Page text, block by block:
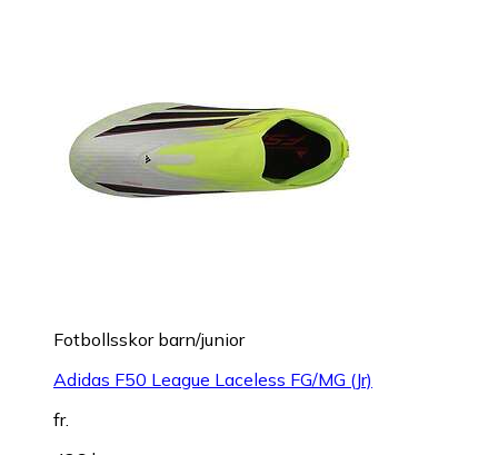
Fotbollsskor barn/junior
Adidas F50 League Laceless FG/MG (Jr)
fr.